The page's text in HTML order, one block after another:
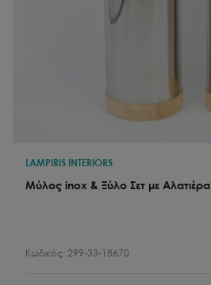
LAMPIRIS INTERIORS
Μύλος inox & Ξύλο Σετ με Αλατιέρα
Κωδικός: 299-33-18670